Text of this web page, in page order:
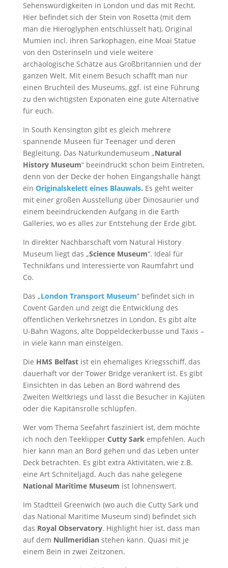
Sehenswürdigkeiten in London und das mit Recht.
Hier befindet sich der Stein von Rosetta (mit dem
man die Hieroglyphen entschlüsselt hat), Original
Mumien incl. ihren Sarkophagen, eine Moai Statue
von den Osterinseln und viele weitere
archäologische Schätze aus Großbritannien und der
ganzen Welt. Mit einem Besuch schafft man nur
einen Bruchteil des Museums, ggf. ist eine Führung
zu den wichtigsten Exponaten eine gute Alternative
für euch.
In South Kensington gibt es gleich mehrere
spannende Museen für Teenager und deren
Begleitung. Das Naturkundemuseum „Natural
History Museum“ beeindruckt schon beim Eintreten,
denn von der Decke der hohen Eingangshalle hängt
ein Originalskelett eines Blauwals. Es geht weiter
mit einer großen Ausstellung über Dinosaurier und
einem beeindruckenden Aufgang in die Earth
Galleries, wo es alles zur Entstehung der Erde gibt.
In direkter Nachbarschaft vom Natural History
Museum liegt das „Science Museum“. Ideal für
Technikfans und Interessierte von Raumfahrt und
Co.
Das „London Transport Museum“ befindet sich in
Covent Garden und zeigt die Entwicklung des
öffentlichen Verkehrsnetzes in London. Es gibt alte
U-Bahn Wagons, alte Doppeldeckerbusse und Taxis –
in viele kann man einsteigen.
Die HMS Belfastist ein ehemaliges Kriegsschiff, das
dauerhaft vor der Tower Bridge verankert ist. Es gibt
Einsichten in das Leben an Bord während des
Zweiten Weltkriegs und lässt die Besucher in Kajüten
oder die Kapitänsrolle schlüpfen.
Wer vom Thema Seefahrt fasziniert ist, dem möchte
ich noch den Teeklipper Cutty Sarkempfehlen. Auch
hier kann man an Bord gehen und das Leben unter
Deck betrachten. Es gibt extra Aktivitäten, wie z.B.
eine Art Schniteljagd. Auch das nahe gelegene
National Maritime Museum ist lohnenswert.
Im Stadtteil Greenwich (wo auch die Cutty Sark und
das National Maritime Museum sind) befindet sich
das Royal Observatory. Highlight hier ist, dass man
auf dem Nullmeridianstehen kann. Quasi mit je
einem Bein in zwei Zeitzonen.